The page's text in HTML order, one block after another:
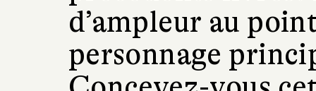
d’ampleur au
personnage